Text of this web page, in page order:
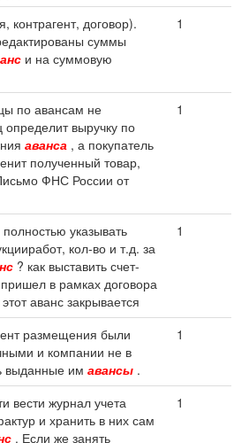
контрагент, договор).
суммы
и на суммовую
1
по авансам не
выручку по
аванса , а покупатель
полученный товар,
ФНС России от
1
указывать
кол-во и т.д. за
? как выставить счет-
в рамках договора
аванс закрывается
1
размещения были
и компании не в
выданные им авансы .
1
вести журнал учета
и хранить в них сам
. Если же занять
1